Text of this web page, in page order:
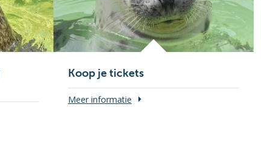
Koop je tickets
Meer informatie